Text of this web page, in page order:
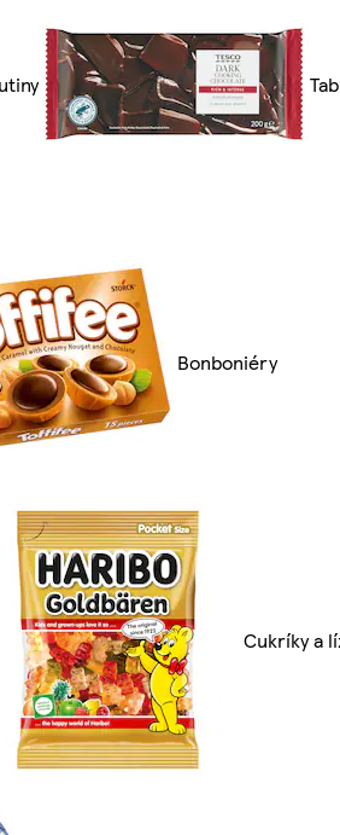
Bonboniéry
Cukríky a